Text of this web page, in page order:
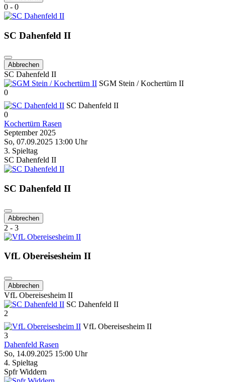
0 - 0
SC Dahenfeld II
Abbrechen
SC Dahenfeld II
SGM Stein / Kochertürn II
0
SC Dahenfeld II
0
Kochertürn Rasen
September 2025
So, 07.09.2025 13:00 Uhr
3. Spieltag
SC Dahenfeld II
SC Dahenfeld II
Abbrechen
2 - 3
VfL Obereisesheim II
Abbrechen
VfL Obereisesheim II
SC Dahenfeld II
2
VfL Obereisesheim II
3
Dahenfeld Rasen
So, 14.09.2025 15:00 Uhr
4. Spieltag
Spfr Widdern